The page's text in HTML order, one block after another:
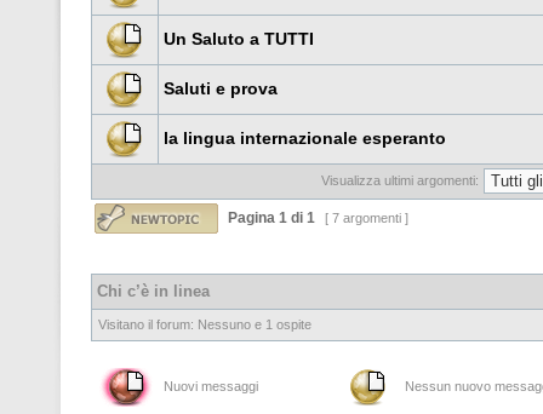
Un Saluto a TUTTI
Saluti e prova
la lingua internazionale esperanto
Visualizza ultimi argomenti:
Pagina 1 di 1 [ 7 argomenti ]
Chi c’è in linea
Visitano il forum: Nessuno e 1 ospite
Nuovi messaggi Nessun nuovo